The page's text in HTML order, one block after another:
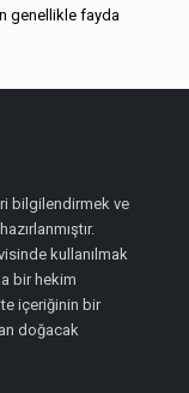
genellikle fayda
bilgilendirmek ve
kullanılmak
bir hekim
içeriğinin bir
doğacak